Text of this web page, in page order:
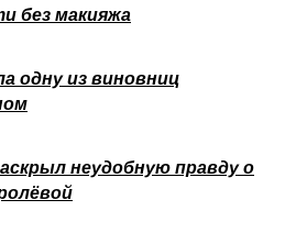
без макияжа
одну из виновниц
неудобную правду о